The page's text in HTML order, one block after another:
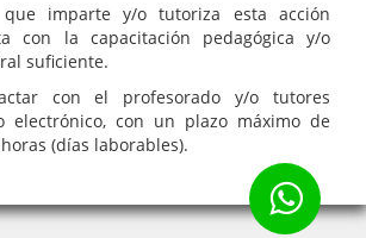
que imparte y/o tutoriza esta acción
con la capacitación pedagógica y/o
suficiente.
con el profesorado y/o tutores
electrónico, con un plazo máximo de
(días laborables).